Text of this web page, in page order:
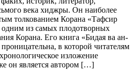
века хиджры. Он наиболее
толкованием Корана «Тафсир
из самых плодотворных
Корана. Его книга «Бидая ва ан-
в которой читателям
изложение
он является автором […]